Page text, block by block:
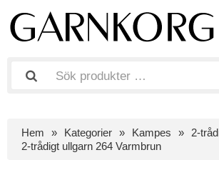
Hem Kategorier Kampes
2-
2-trådigt ullgarn 264 Varmbrun